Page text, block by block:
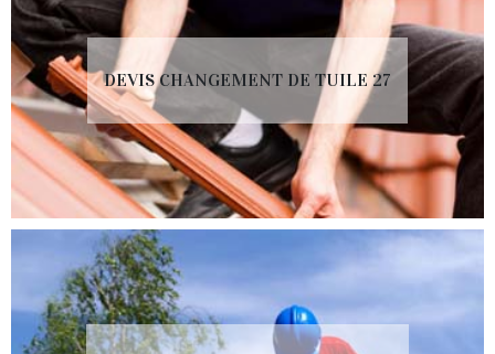
DEVIS CHANGEMENT DE TUILE 27